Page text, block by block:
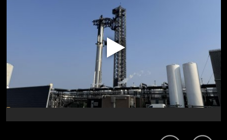
Play
Video